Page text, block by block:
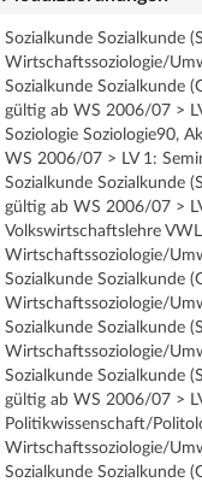
Sozialkunde Sozialkunde
Wirtschaftssoziologie/
Sozialkunde Sozialkunde
gültig ab WS 2006/07 >
Soziologie Soziologie90,
WS 2006/07 > LV 1:
Sozialkunde Sozialkunde
gültig ab WS 2006/07 >
Volkswirtschaftslehre
Wirtschaftssoziologie/
Sozialkunde Sozialkunde
Wirtschaftssoziologie/
Sozialkunde Sozialkunde
Wirtschaftssoziologie/
Sozialkunde Sozialkunde
gültig ab WS 2006/07 >
Politikwissenschaft/
Wirtschaftssoziologie/
Sozialkunde Sozialkunde